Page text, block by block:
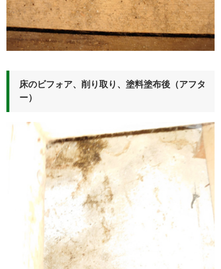
床のビフォア、削り取り、塗料塗布後（アフタ
ー）